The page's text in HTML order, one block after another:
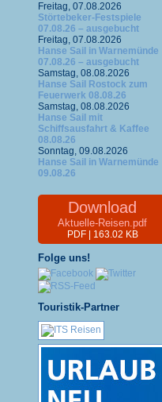
Freitag, 07.08.2026
Störtebeker-Festspiele
07.08.26 – ausgebucht
Freitag, 07.08.2026
Hanse Sail in Warnemünde
07.08.26 – ausgebucht
Samstag, 08.08.2026
Hanse Sail Rostock zum
Feuerwerk 08.08.26
Samstag, 08.08.2026
Hanse Sail mit
Schiffsausfahrt & Kaffee
08.08.26
Sonntag, 09.08.2026
Hanse Sail in Warnemünde
09.08.26
Download
Aktuelle-Reisen.pdf
PDF | 163.02 KB
Folge uns!
Touristik-Partner